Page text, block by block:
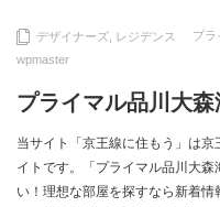
デザイナーズ レジデンス プラ
wpmaster
プライマル品川大森
当サイト「京王線に住もう」は
イトです。「プライマル品川大
い！理想な部屋を探すなら新着